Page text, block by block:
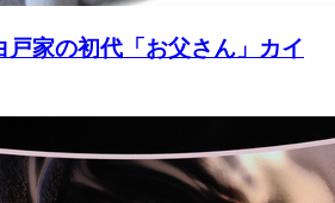
戸家の初代「お父さん」カイ